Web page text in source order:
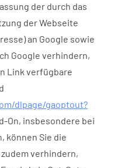
der durch das
der Webseite
an Google sowie
Google verhindern,
Link verfügbare
dlpage/gaoptout?
On, insbesondere bei
können Sie die
verhindern,